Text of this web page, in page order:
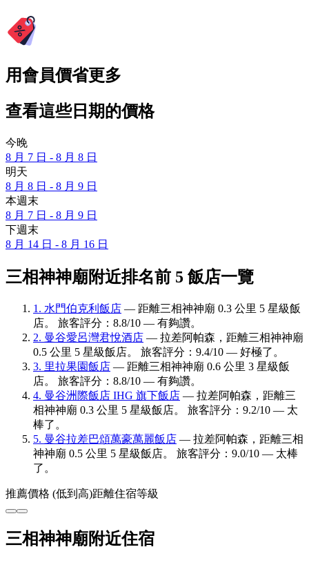
用會員價省更多
查看這些日期的價格
今晚
8 月 7 日 - 8 月 8 日
明天
8 月 8 日 - 8 月 9 日
本週末
8 月 7 日 - 8 月 9 日
下週末
8 月 14 日 - 8 月 16 日
三相神神廟附近排名前 5 飯店一覽
1. 水門伯克利飯店 — 距離三相神神廟 0.3 公里 5 星級飯
店。 旅客評分：8.8/10 — 有夠讚。
2. 曼谷愛呂灣君悅酒店 — 拉差阿帕森，距離三相神神廟
0.5 公里 5 星級飯店。 旅客評分：9.4/10 — 好極了。
3. 里拉果園飯店 — 距離三相神神廟 0.6 公里 3 星級飯
店。 旅客評分：8.8/10 — 有夠讚。
4. 曼谷洲際飯店 IHG 旗下飯店 — 拉差阿帕森，距離三
相神神廟 0.3 公里 5 星級飯店。 旅客評分：9.2/10 — 太
棒了。
5. 曼谷拉差巴頌萬豪萬麗飯店 — 拉差阿帕森，距離三相
神神廟 0.5 公里 5 星級飯店。 旅客評分：9.0/10 — 太棒
了。
推薦價格 (低到高)距離住宿等級
三相神神廟附近住宿